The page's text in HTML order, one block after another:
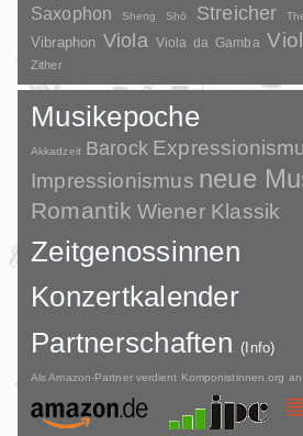
Saxophon Sheng Shō Streicher
Vibraphon Viola Viola da Gamba
Zither
Musikepoche
Akkadzeit Barock
Impressionismus neue
Romantik Wiener Klassik
Zeitgenossinnen
Konzertkalender
Partnerschaften(Info)
Als Amazon-Partner verdient Komponistinnen.org